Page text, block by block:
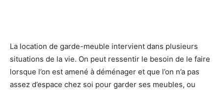
La location de garde-meuble intervient dans plusieurs
situations de la vie. On peut ressentir le besoin de le faire
lorsque l’on est amené à déménager et que l’on n’a pas
assez d’espace chez soi pour garder ses meubles, ou